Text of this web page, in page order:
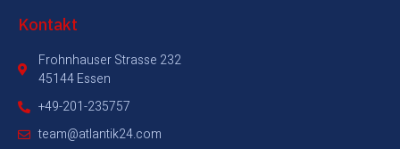
Kontakt
Frohnhauser Strasse 232
45144 Essen
+49-201-235757
team@atlantik24.com